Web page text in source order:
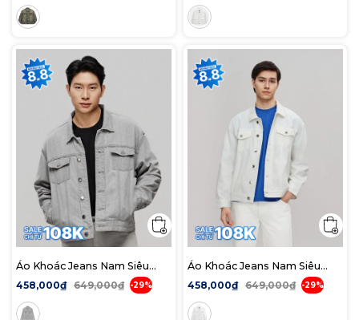
Áo Khoác Jeans Nam Siêu
Nhẹ ICON105 Lightweight
Form Loose Light Grey
458,000₫ 649,000₫ -29%
Áo Khoác Jeans Nam Siêu
Nhẹ ICON105 Lightweight
458,000₫ 649,000₫ -29%